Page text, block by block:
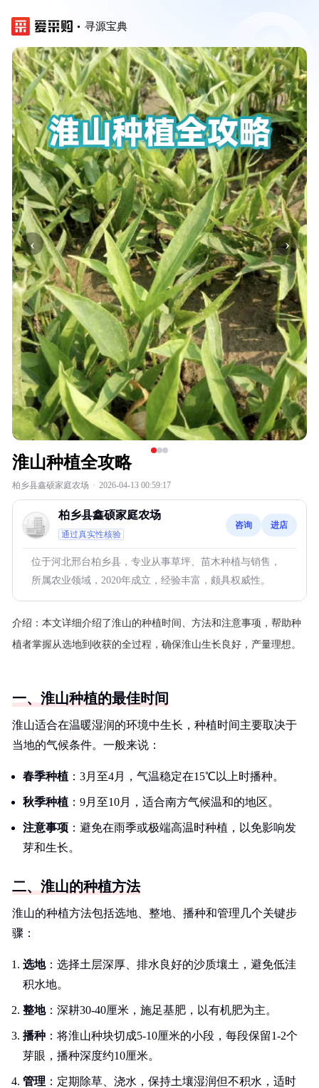
寻源宝典
‹ ›
淮山种植全攻略
柏乡县鑫硕家庭农场 · 2026-04-13 00:59:17
柏乡县鑫硕家庭农场
通过真实性核验
咨询 进店
位于河北邢台柏乡县，专业从事草坪、苗木种植与销售，
所属农业领域，2020年成立，经验丰富，颇具权威性。
介绍： 本文详细介绍了淮山的种植时间、方法和注意事项，帮助种
植者掌握从选地到收获的全过程，确保淮山生长良好，产量理想。
一、淮山种植的最佳时间
淮山适合在温暖湿润的环境中生长，种植时间主要取决于
当地的气候条件。一般来说：
春季种植 ：3月至4月，气温稳定在15℃以上时播种。
秋季种植 ：9月至10月，适合南方气候温和的地区。
注意事项 ：避免在雨季或极端高温时种植，以免影响发
芽和生长。
二、淮山的种植方法
淮山的种植方法包括选地、整地、播种和管理几个关键步
骤：
选地：选择土层深厚、排水良好的沙质壤土，避免低洼
积水地。
整地：深耕30-40厘米，施足基肥，以有机肥为主。
播种 ：将淮山种块切成5-10厘米的小段，每段保留1-2个
芽眼，播种深度约10厘米。
管理 ：定期除草、浇水，保持土壤湿润但不积水，适时